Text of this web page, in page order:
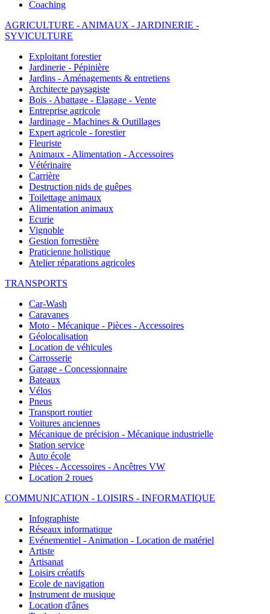
Coaching
AGRICULTURE - ANIMAUX - JARDINERIE -
SYVICULTURE
Exploitant forestier
Jardinerie - Pépinière
Jardins - Aménagements & entretiens
Architecte paysagiste
Bois - Abattage - Elagage - Vente
Entreprise agricole
Jardinage - Machines & Outillages
Expert agricole - forestier
Fleuriste
Animaux - Alimentation - Accessoires
Vétérinaire
Carrière
Destruction nids de guêpes
Toilettage animaux
Alimentation animaux
Ecurie
Vignoble
Gestion forrestière
Praticienne holistique
Atelier réparations agricoles
TRANSPORTS
Car-Wash
Caravanes
Moto - Mécanique - Pièces - Accessoires
Géolocalisation
Location de véhicules
Carrosserie
Garage - Concessionnaire
Bateaux
Vélos
Pneus
Transport routier
Voitures anciennes
Mécanique de précision - Mécanique industrielle
Station service
Auto école
Pièces - Accessoires - Ancêtres VW
Location 2 roues
COMMUNICATION - LOISIRS - INFORMATIQUE
Infographiste
Réseaux informatique
Evénementiel - Animation - Location de matériel
Artiste
Artisanat
Loisirs créatifs
Ecole de navigation
Instrument de musique
Location d'ânes